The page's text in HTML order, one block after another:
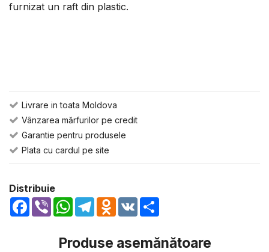
furnizat un raft din plastic.
Livrare in toata Moldova
Vânzarea mărfurilor pe credit
Garantie pentru produsele
Plata cu cardul pe site
Distribuie
Facebook
Viber WhatsApp
TelegramOdnoklassniki
VK
Produse asemănătoare